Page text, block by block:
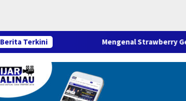
Berita TerkiniMengenal Strawberry Generation,